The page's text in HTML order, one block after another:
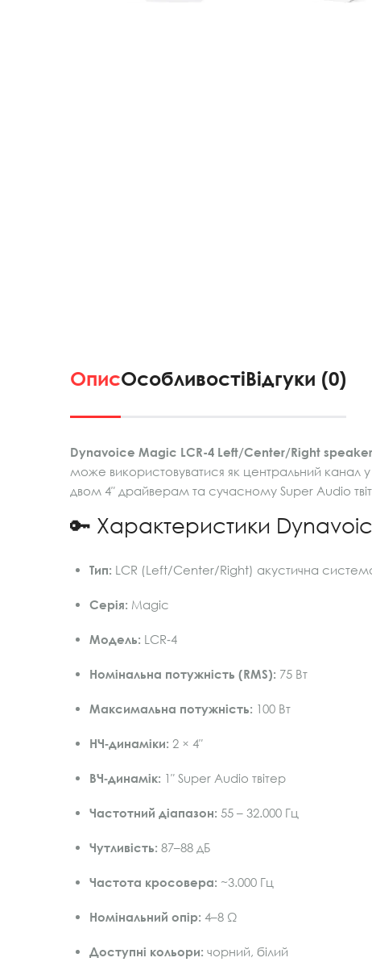
ОписОсобливостіВідгуки (0)
Dynavoice Magic LCR-4 Left/Center/Right speaker
може використовуватися як центральний канал
двом 4″ драйверам та сучасному Super Audio
🔑 Характеристики
Тип: LCR (Left/Center/Right) акустична
Серія: Magic
Модель: LCR‑4
Номінальна потужність (RMS): 75 Вт
Максимальна потужність: 100 Вт
НЧ‑динаміки: 2 × 4″
ВЧ‑динамік: 1″ Super Audio твітер
Частотний діапазон: 55 – 32.000 Гц
Чутливість: 87–88 дБ
Частота кросовера: ~3.000 Гц
Номінальний опір: 4–8 Ω
Доступні кольори: чорний, білий